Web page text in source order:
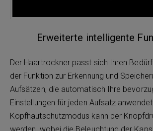
Erweiterte intelligente
Der Haartrockner passt sich Ihren
der Funktion zur Erkennung und
Aufsätzen, die automatisch Ihre
Einstellungen für jeden Aufsatz
Kopfhautschutzmodus kann per